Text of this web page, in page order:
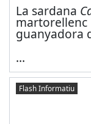
La sardana
martorellenc
guanyadora
...
Flash Informatiu